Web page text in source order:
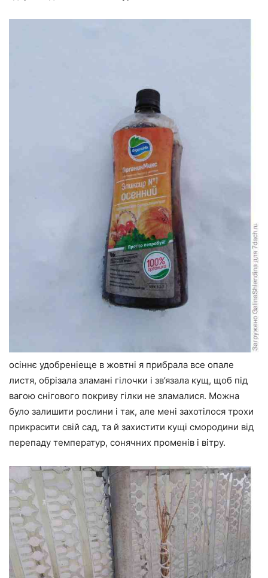
осіннє удобреніеще в жовтні я прибрала все опале
листя, обрізала зламані гілочки і зв’язала кущ, щоб під
вагою снігового покриву гілки не зламалися. Можна
було залишити рослини і так, але мені захотілося трохи
прикрасити свій сад, та й захистити кущі смородини від
перепаду температур, сонячних променів і вітру.